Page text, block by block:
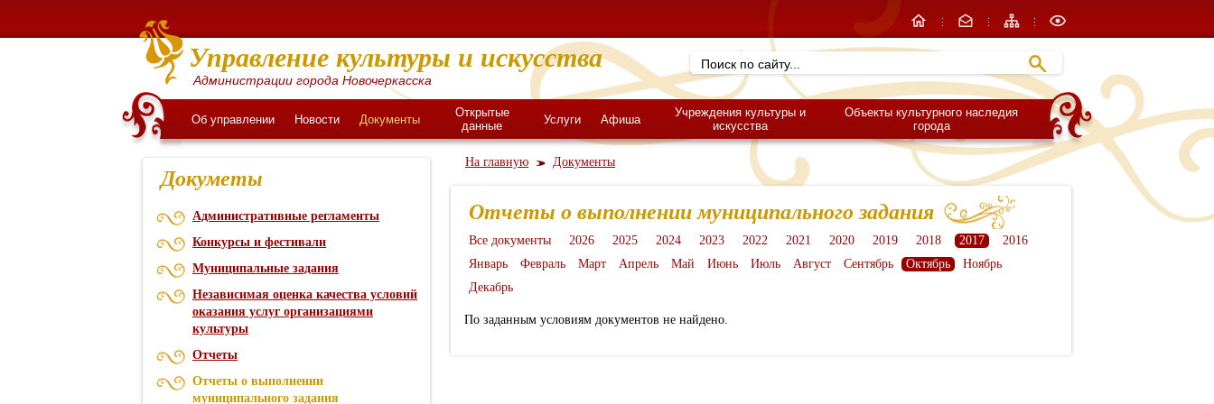
Управление культуры и искусства
Администрации города Новочеркасска
Об управлении Новости Документы
Открытые
данные
Услуги Афиша
Учреждения культуры и
искусства
Объекты культурного наследия
города
Докуметы
Административные регламенты
Конкурсы и фестивали
Муниципальные задания
Независимая оценка качества условий
оказания услуг организациями
культуры
Отчеты
Отчеты о выполнении
муниципального задания
На главную Документы
Отчеты о выполнении муниципального задания
Все документы 2026 2025 2024 2023 2022 2021 2020 2019 2018 2017
2016
Январь
Февраль Март Апрель Май Июнь Июль Август Сентябрь Октябрь
Ноябрь
Декабрь
По заданным условиям документов не найдено.